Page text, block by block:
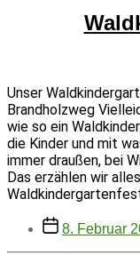
Unser
Brandholzweg
wie so ein
die Kinder und mit
immer draußen, bei
Das erzählen wir
Beitragsdatum
8. Februar